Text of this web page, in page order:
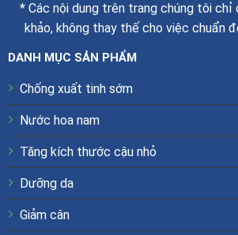
* Các nội dung trên trang chúng tôi
khảo, không thay thế cho việc chuẩn
DANH MỤC SẢN PHẨM
Chống xuất tinh sớm
Nước hoa nam
Tăng kích thước cậu nhỏ
Dưỡng da
Giảm cân